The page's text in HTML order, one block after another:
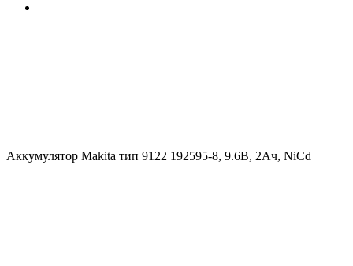
Аккумулятор Makita тип 9122 192595-8, 9.6В, 2Ач, NiCd